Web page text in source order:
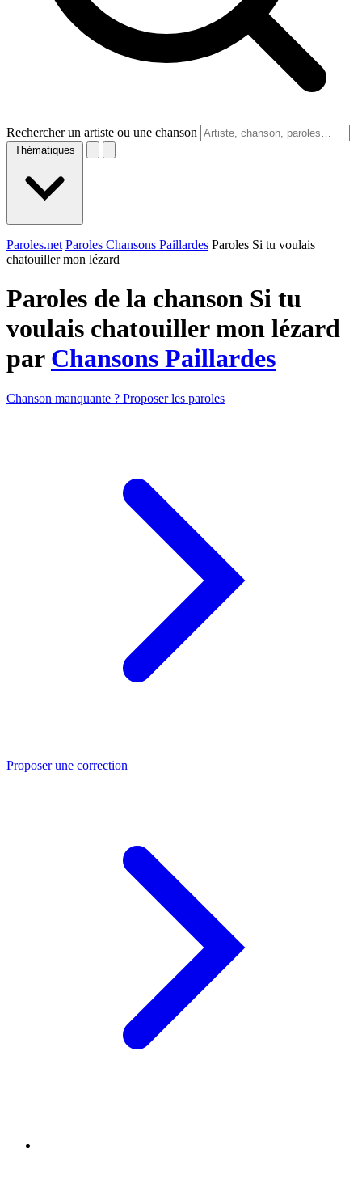
Rechercher un artiste ou une chanson
Thématiques
Paroles.net Paroles Chansons Paillardes Paroles Si tu voulais
chatouiller mon lézard
Paroles de la chanson Si tu
voulais chatouiller mon lézard
par Chansons Paillardes
Chanson manquante ? Proposer les paroles
Proposer une correction